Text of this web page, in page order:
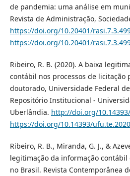
de pandemia: uma análise em
Revista de Administração,
https://doi.org/10.20401/
https://doi.org/10.20401/
Ribeiro, R. B. (2020). A baixa
contábil nos processos de licitação
doutorado, Universidade Federal
Repositório Institucional -
Uberlândia. http://doi.org/
https://doi.org/10.14393/
Ribeiro, R. B., Miranda, G. J., &
legitimação da informação
no Brasil. Revista Contemporânea